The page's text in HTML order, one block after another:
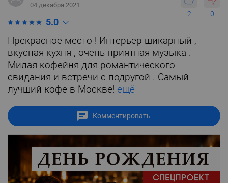
2 0
04 декабря 2021
5.0
Прекрасное место ! Интерьер шикарный ,
вкусная кухня , очень приятная музыка .
Милая кофейня для романтического
свидания и встречи с подругой . Самый
лучший кофе в Москве! ещё
Комментировать